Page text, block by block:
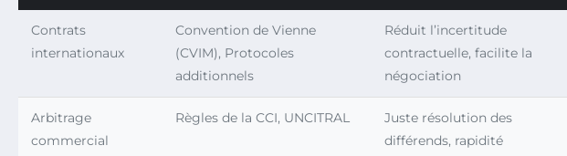
Contrats
internationaux
Convention de Vienne
(CVIM), Protocoles
additionnels
Réduit l’incertitude
contractuelle, facilite la
négociation
Arbitrage
commercial
Règles de la CCI, UNCITRAL
Juste résolution des
différends, rapidité